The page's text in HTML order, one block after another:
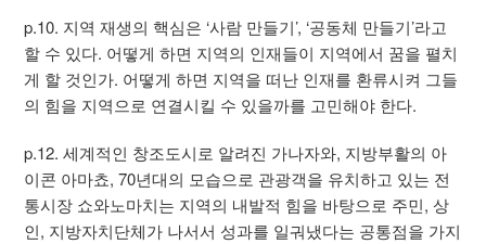
p.10. 지역 재생의 핵심은 ‘사람 만들기’, ‘공동체 만들기’라고
할 수 있다. 어떻게 하면 지역의 인재들이 지역에서 꿈을 펼치
게 할 것인가. 어떻게 하면 지역을 떠난 인재를 환류시켜 그들
의 힘을 지역으로 연결시킬 수 있을까를 고민해야 한다.
p.12. 세계적인 창조도시로 알려진 가나자와, 지방부활의 아
이콘 아마쵸, 70년대의 모습으로 관광객을 유치하고 있는 전
통시장 쇼와노마치는 지역의 내발적 힘을 바탕으로 주민, 상
인, 지방자치단체가 나서서 성과를 일궈냈다는 공통점을 가지